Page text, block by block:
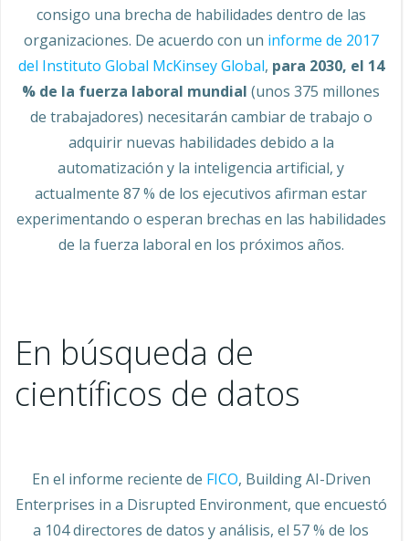
consigo una brecha de habilidades dentro de las
organizaciones. De acuerdo con un informe de 2017
del Instituto Global McKinsey Global, para 2030, el 14
% de la fuerza laboral mundial (unos 375 millones
de trabajadores) necesitarán cambiar de trabajo o
adquirir nuevas habilidades debido a la
automatización y la inteligencia artificial, y
actualmente 87 % de los ejecutivos afirman estar
experimentando o esperan brechas en las habilidades
de la fuerza laboral en los próximos años.
En búsqueda de
científicos de datos
En el informe reciente de FICO, Building AI-Driven
Enterprises in a Disrupted Environment, que encuestó
a 104 directores de datos y análisis, el 57 % de los